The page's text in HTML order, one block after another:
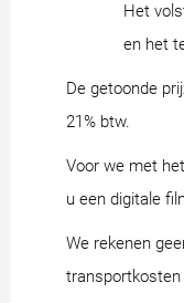
Het
en het
De getoonde
21% btw.
Voor we met
u een digitale
We rekenen
transportkosten